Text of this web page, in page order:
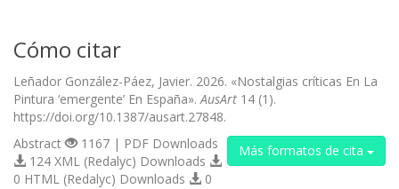
Cómo citar
Leñador González-Páez, Javier. 2026. «Nostalgias críticas En La
Pintura ‘emergente’ En España».AusArt 14 (1).
https://doi.org/10.1387/ausart.27848.
Más formatos de cita
Abstract
1167 | PDF Downloads
124 XML (Redalyc) Downloads
0 HTML (Redalyc) Downloads
0